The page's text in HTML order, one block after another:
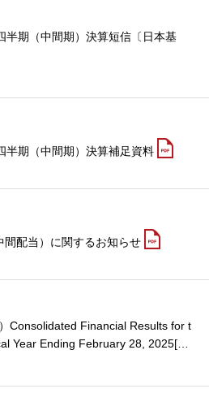
半期（中間期）決算短信〔日本基
半期（中間期）決算補足資料
間配当）に関するお知らせ
Consolidated Financial Results for t
Year Ending February 28, 2025[Ja